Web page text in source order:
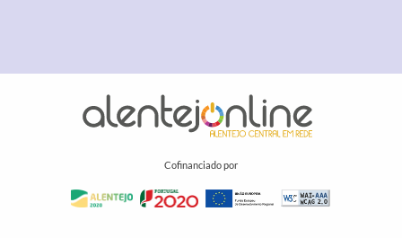
Cofinanciado por